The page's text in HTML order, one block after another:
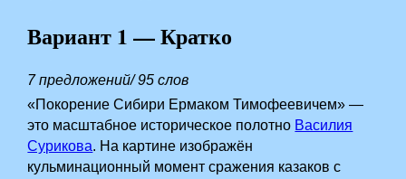
Вариант 1 — Кратко
7 предложений/ 95 слов
«Покорение Сибири Ермаком Тимофеевичем» —
это масштабное историческое полотно Василия
Сурикова. На картине изображён
кульминационный момент сражения казаков с